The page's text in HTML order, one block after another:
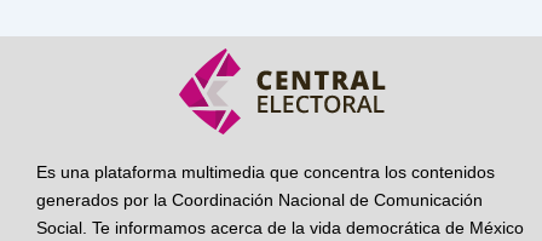
Es una plataforma multimedia que concentra los contenidos
generados por la Coordinación Nacional de Comunicación
Social. Te informamos acerca de la vida democrática de México